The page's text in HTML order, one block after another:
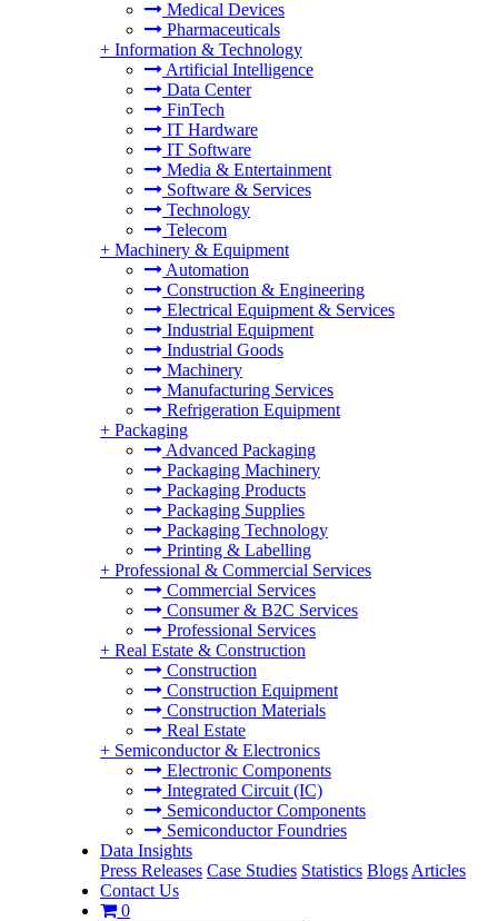
Medical Devices
Pharmaceuticals
+ Information & Technology
Artificial Intelligence
Data Center
FinTech
IT Hardware
IT Software
Media & Entertainment
Software & Services
Technology
Telecom
+ Machinery & Equipment
Automation
Construction & Engineering
Electrical Equipment & Services
Industrial Equipment
Industrial Goods
Machinery
Manufacturing Services
Refrigeration Equipment
+ Packaging
Advanced Packaging
Packaging Machinery
Packaging Products
Packaging Supplies
Packaging Technology
Printing & Labelling
+ Professional & Commercial Services
Commercial Services
Consumer & B2C Services
Professional Services
+ Real Estate & Construction
Construction
Construction Equipment
Construction Materials
Real Estate
+ Semiconductor & Electronics
Electronic Components
Integrated Circuit (IC)
Semiconductor Components
Semiconductor Foundries
Data Insights
Press Releases Case Studies Statistics Blogs Articles
Contact Us
0